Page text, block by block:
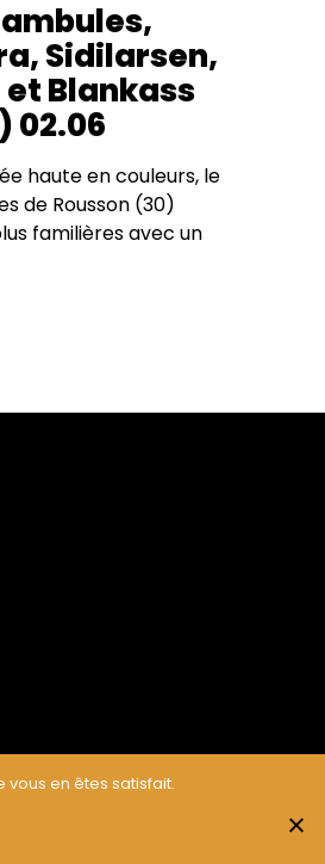
Sidilarsen,
et Blankass
02.06
haute en couleurs, le
de Rousson (30)
familières avec un
en êtes satisfait.